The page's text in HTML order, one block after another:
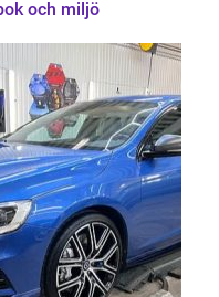
och miljö